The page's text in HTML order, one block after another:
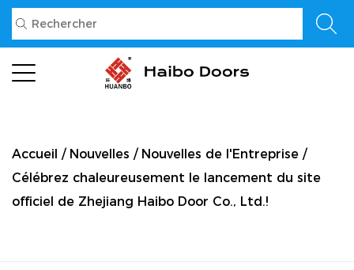
Accueil / Nouvelles / Nouvelles de l'Entreprise /
Célébrez chaleureusement le lancement du site
officiel de Zhejiang Haibo Door Co., Ltd.!